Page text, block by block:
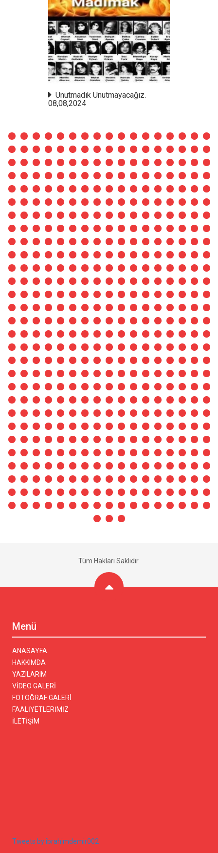
Unutmadık Unutmayacağız.
08,08,2024
Tüm Hakları Saklıdır.
Menü
ANASAYFA
HAKKIMDA
YAZILARIM
VİDEO GALERİ
FOTOĞRAF GALERİ
FAALİYETLERİMİZ
İLETİŞİM
Tweets by ibrahimdemir002